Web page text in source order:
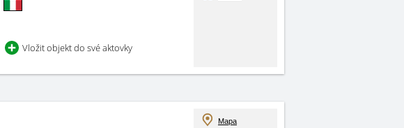
Vložit objekt do své aktovky
Mapa